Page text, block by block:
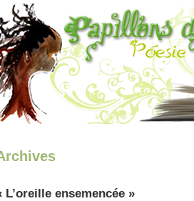
L’oreille ensemencée »